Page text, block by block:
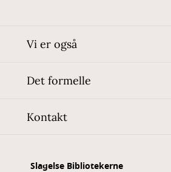
Vi er også
Det formelle
Kontakt
Slagelse Bibliotekerne